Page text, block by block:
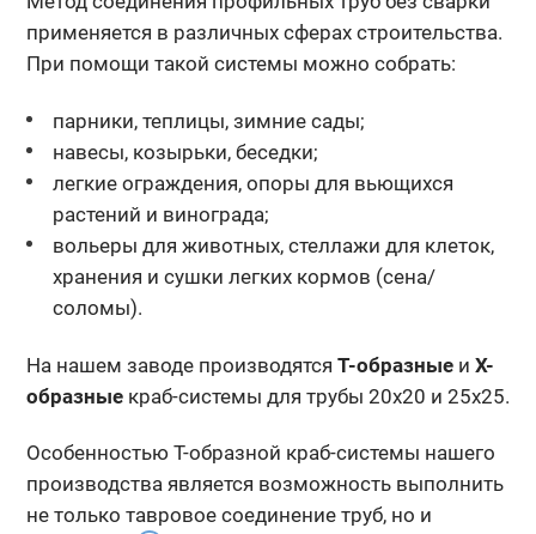
применяется в различных сферах строительства.
При помощи такой системы можно собрать:
парники, теплицы, зимние сады;
навесы, козырьки, беседки;
легкие ограждения, опоры для вьющихся
растений и винограда;
вольеры для животных, стеллажи для клеток,
хранения и сушки легких кормов (сена/
соломы).
На нашем заводе производятся Т-образныеи Х-
образныекраб-системы для трубы 20х20 и 25х25.
Особенностью Т-образной краб-системы нашего
производства является возможность выполнить
не только тавровое соединение труб, но и